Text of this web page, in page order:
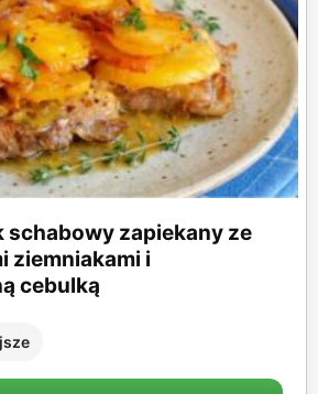
schabowy zapiekany ze
ziemniakami i
cebulką